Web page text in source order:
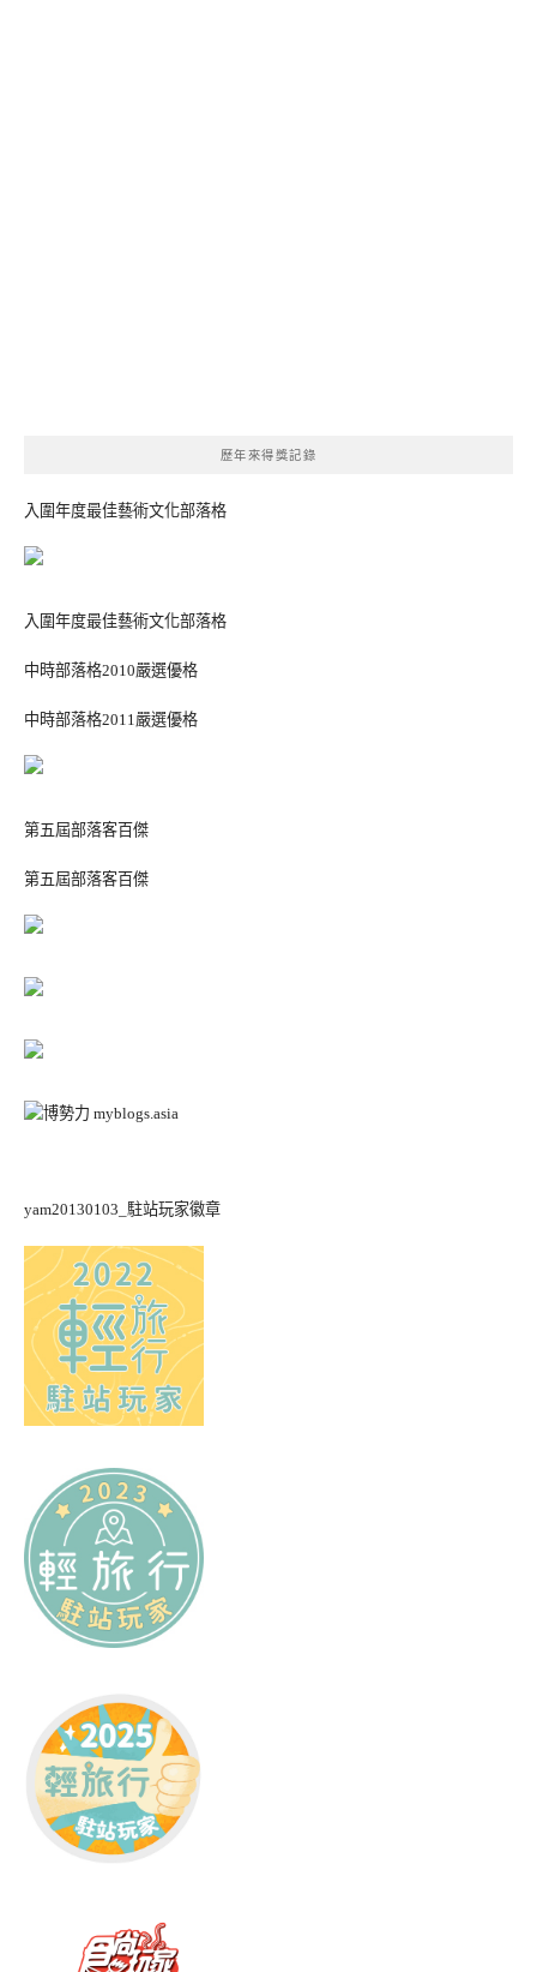
歷年來得獎記錄
入圍年度最佳藝術文化部落格
入圍年度最佳藝術文化部落格
中時部落格2010嚴選優格
中時部落格2011嚴選優格
第五屆部落客百傑
第五屆部落客百傑
yam20130103_駐站玩家徽章